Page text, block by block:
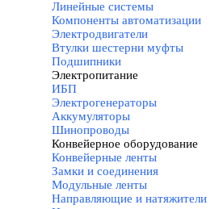
Линейные системы
Компоненты автоматизации
Электродвигатели
Втулки шестерни муфты
Подшипники
Электропитание
ИБП
Электрогенераторы
Аккумуляторы
Шинопроводы
Конвейерное оборудование
Конвейерные ленты
Замки и соединения
Модульные ленты
Направляющие и натяжители